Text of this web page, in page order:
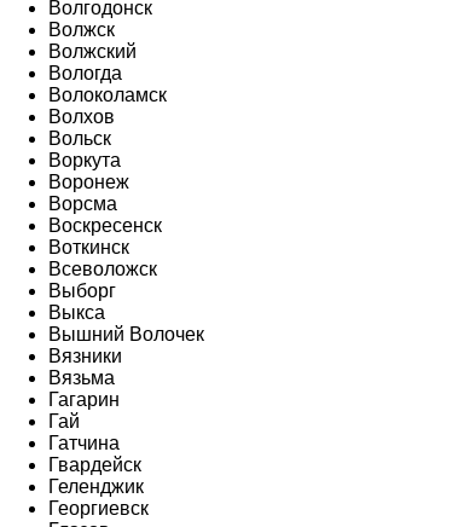
Волгодонск
Волжск
Волжский
Вологда
Волоколамск
Волхов
Вольск
Воркута
Воронеж
Ворсма
Воскресенск
Воткинск
Всеволожск
Выборг
Выкса
Вышний Волочек
Вязники
Вязьма
Гагарин
Гай
Гатчина
Гвардейск
Геленджик
Георгиевск